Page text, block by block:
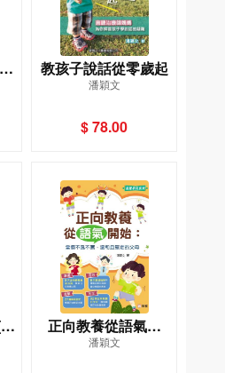
教孩子說話從零歲起
潘穎文
$ 78.00
正向教養從語氣開
始：當個不吼不罵、
潘穎文